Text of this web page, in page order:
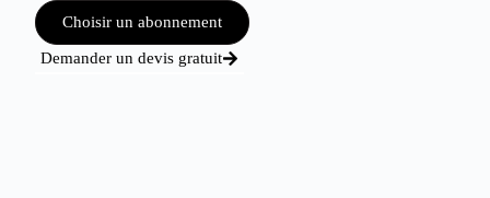
Choisir un abonnement
Demander un devis gratuit